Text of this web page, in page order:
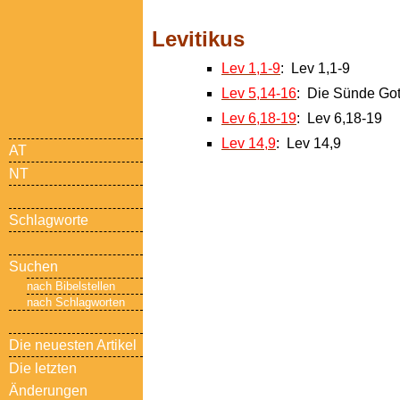
Levitikus
Lev 1,1-9: Lev 1,1-9
Lev 5,14-16: Die Sünde
Lev 6,18-19: Lev 6,18-19
Lev 14,9: Lev 14,9
AT
NT
Schlagworte
Suchen
nach Bibelstellen
nach Schlagworten
Die neuesten Artikel
Die letzten
Änderungen